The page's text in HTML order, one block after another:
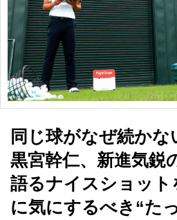
同じ球がなぜ続か
黒宮幹仁、新進気鋭
語るナイスショット
に気にするべき“た